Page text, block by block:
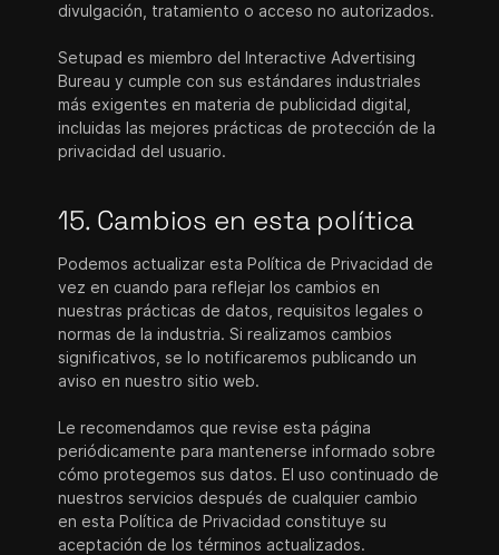
divulgación, tratamiento o acceso no autorizados.
Setupad es miembro del Interactive Advertising
Bureau y cumple con sus estándares industriales
más exigentes en materia de publicidad digital,
incluidas las mejores prácticas de protección de la
privacidad del usuario.
15. Cambios en esta política
Podemos actualizar esta Política de Privacidad de
vez en cuando para reflejar los cambios en
nuestras prácticas de datos, requisitos legales o
normas de la industria. Si realizamos cambios
significativos, se lo notificaremos publicando un
aviso en nuestro sitio web.
Le recomendamos que revise esta página
periódicamente para mantenerse informado sobre
cómo protegemos sus datos. El uso continuado de
nuestros servicios después de cualquier cambio
en esta Política de Privacidad constituye su
aceptación de los términos actualizados.